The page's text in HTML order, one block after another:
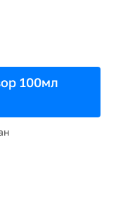
100мл